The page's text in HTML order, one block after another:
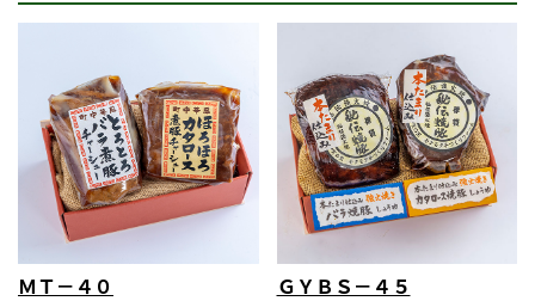
ＭＴ－４０ ＧＹＢＳ－４５